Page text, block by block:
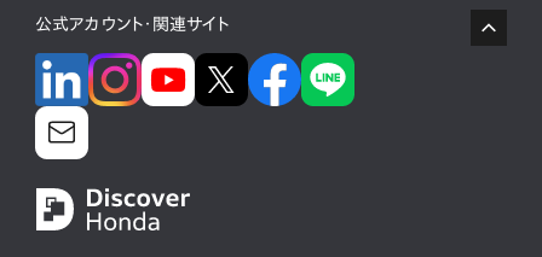
公式アカウント・関連サイト